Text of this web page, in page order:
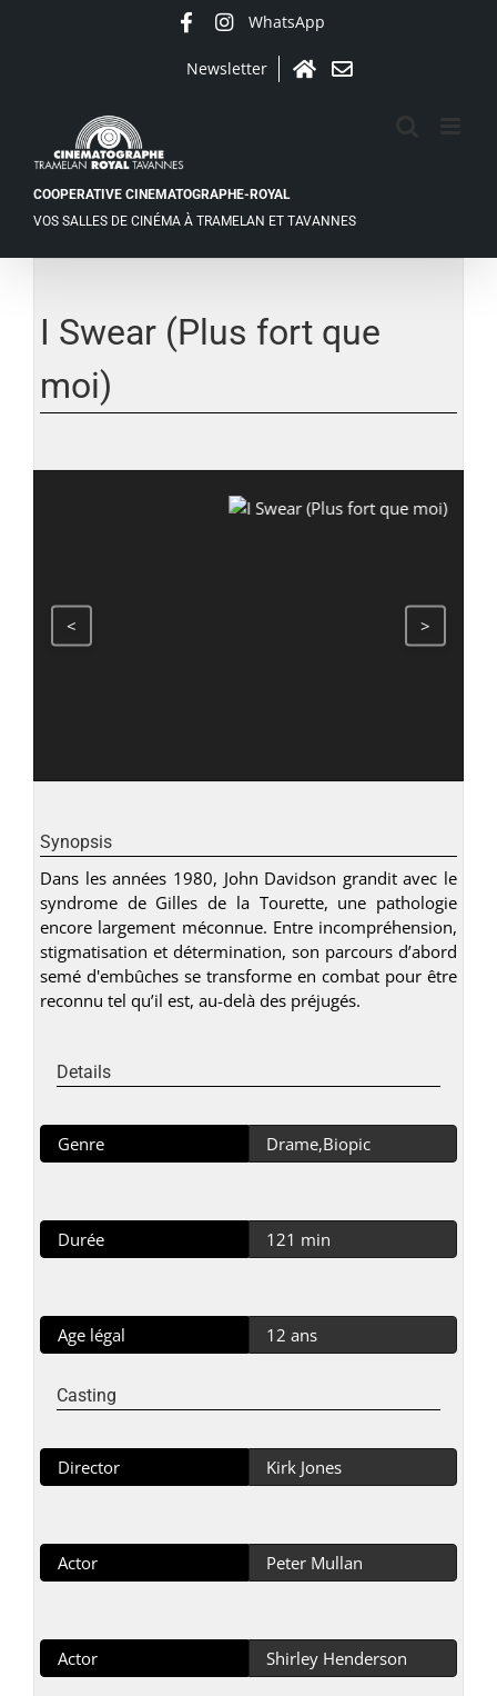
WhatsApp
Newsletter
AccueilContact
COOPERATIVE CINEMATOGRAPHE-ROYAL
VOS SALLES DE CINÉMA À TRAMELAN ET TAVANNES
agrandie
I Swear (Plus fort que
moi)
< >
Synopsis
Dans les années 1980, John Davidson grandit avec le
syndrome de Gilles de la Tourette, une pathologie
encore largement méconnue. Entre incompréhension,
stigmatisation et détermination, son parcours d’abord
semé d'embûches se transforme en combat pour être
reconnu tel qu’il est, au-delà des préjugés.
Details
Genre Drame,Biopic
Durée 121 min
Age légal 12 ans
Casting
Director Kirk Jones
Actor Peter Mullan
Actor Shirley Henderson